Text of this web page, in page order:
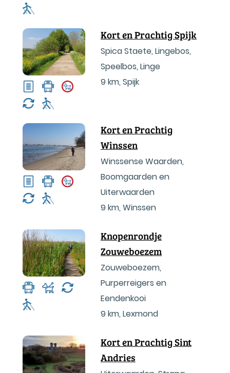
Kort en Prachtig Spijk
Spica Staete, Lingebos,
Speelbos, Linge
9 km, Spijk
Kort en Prachtig
Winssen
Winssense Waarden,
Boomgaarden en
Uiterwaarden
9 km, Winssen
Knopenrondje
Zouweboezem
Zouweboezem,
Purperreigers en
Eendenkooi
9 km, Lexmond
Kort en Prachtig Sint
Andries